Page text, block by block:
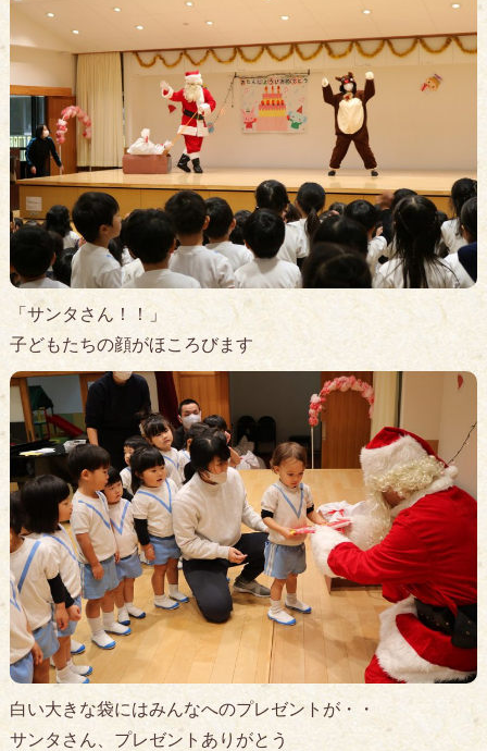
「サンタさん！！」
子どもたちの顔がほころびます
白い大きな袋にはみんなへのプレゼントが・・
サンタさん、プレゼントありがとう